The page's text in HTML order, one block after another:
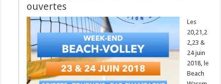
ouvertes
Les
20,21,2
2,23 &
24 juin
2018, le
Beach